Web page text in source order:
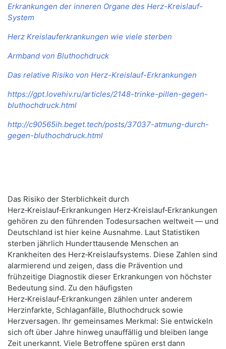
Erkrankungen der inneren Organe des Herz-Kreislauf-
System
Herz Kreislauferkrankungen wie viele sterben
Armband von Bluthochdruck
Das relative Risiko von Herz-Kreislauf-Erkrankungen
https://gpt.lovehiv.ru/articles/2148-trinke-pillen-gegen-
bluthochdruck.html
http://c90565ih.beget.tech/posts/37037-atmung-durch-
gegen-bluthochdruck.html
Das Risiko der Sterblichkeit durch
Herz‑Kreislauf‑Erkrankungen Herz‑Kreislauf‑Erkrankungen
gehören zu den führenden Todesursachen weltweit — und
Deutschland ist hier keine Ausnahme. Laut Statistiken
sterben jährlich Hunderttausende Menschen an
Krankheiten des Herz‑Kreislaufsystems. Diese Zahlen sind
alarmierend und zeigen, dass die Prävention und
frühzeitige Diagnostik dieser Erkrankungen von höchster
Bedeutung sind. Zu den häufigsten
Herz‑Kreislauf‑Erkrankungen zählen unter anderem
Herzinfarkte, Schlaganfälle, Bluthochdruck sowie
Herzversagen. Ihr gemeinsames Merkmal: Sie entwickeln
sich oft über Jahre hinweg unauffällig und bleiben lange
Zeit unerkannt. Viele Betroffene spüren erst dann